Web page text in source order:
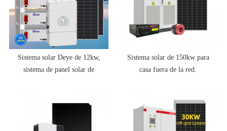
Sistema solar Deye de 12kw,
sistema de panel solar de
Sistema solar de 150kw para
casa fuera de la red.